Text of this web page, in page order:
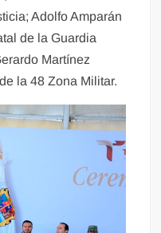
Adolfo Amparán
de la Guardia
Martínez
la 48 Zona Militar.